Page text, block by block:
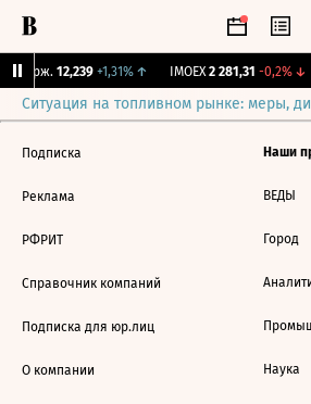
Бирж. 12,239 +1,31%↑ IMOEX 2 281,31 -0,2%↓
Ситуация на топливном рынке: меры,
Подписка
Реклама
РФРИТ
Справочник компаний
Подписка для юр.лиц
О компании
Наши
ВЕДЫ
Город
Наука